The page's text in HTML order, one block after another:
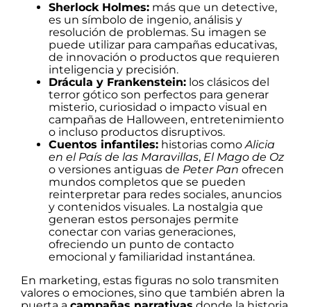
Sherlock Holmes: más que un detective,
es un símbolo de ingenio, análisis y
resolución de problemas. Su imagen se
puede utilizar para campañas educativas,
de innovación o productos que requieren
inteligencia y precisión.
Drácula y Frankenstein: los clásicos del
terror gótico son perfectos para generar
misterio, curiosidad o impacto visual en
campañas de Halloween, entretenimiento
o incluso productos disruptivos.
Cuentos infantiles: historias comoAlicia
en el País de las Maravillas, El Mago de Oz
o versiones antiguas de Peter Pan ofrecen
mundos completos que se pueden
reinterpretar para redes sociales, anuncios
y contenidos visuales. La nostalgia que
generan estos personajes permite
conectar con varias generaciones,
ofreciendo un punto de contacto
emocional y familiaridad instantánea.
En marketing, estas figuras no solo transmiten
valores o emociones, sino que también abren la